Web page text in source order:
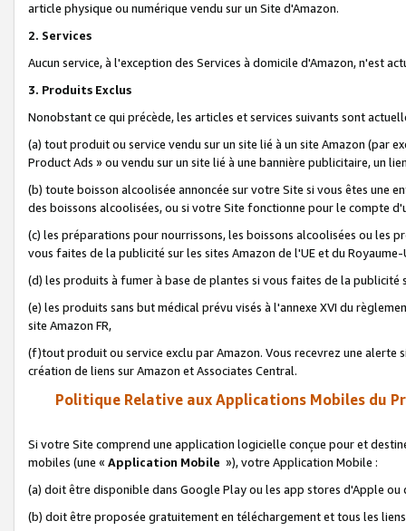
article physique ou numérique vendu sur un Site d'Amazon.
2. Services
Aucun service, à l'exception des Services à domicile d'Amazon, n'est
3. Produits Exclus
Nonobstant ce qui précède, les articles et services suivants sont
(a) tout produit ou service vendu sur un site lié à un site Amazon (par
Product Ads » ou vendu sur un site lié à une bannière publicitaire, un
(b) toute boisson alcoolisée annoncée sur votre Site si vous êtes une
des boissons alcoolisées, ou si votre Site fonctionne pour le compte
(c) les préparations pour nourrissons, les boissons alcoolisées ou les
vous faites de la publicité sur les sites Amazon de l'UE et du Royaume-
(d) les produits à fumer à base de plantes si vous faites de la publicité
(e) les produits sans but médical prévu visés à l'annexe XVI du
site Amazon FR,
(f)tout produit ou service exclu par Amazon. Vous recevrez une alerte
création de liens sur Amazon et Associates Central.
Politique Relative aux Applications Mobiles du
Si votre Site comprend une application logicielle conçue pour et
mobiles (une « Application Mobile »), votre Application Mobile :
(a) doit être disponible dans Google Play ou les app stores d'Apple ou
(b) doit être proposée gratuitement en téléchargement et tous les